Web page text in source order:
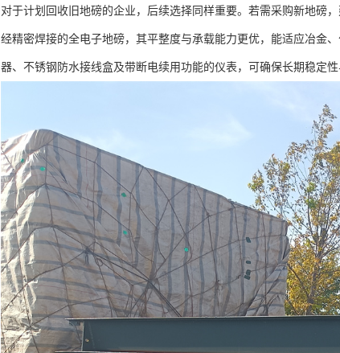
对于计划回收旧地磅的企业，后续选择同样重要。若需采购新地磅
经精密焊接的全电子地磅，其平整度与承载能力更优，能适应冶金
器、不锈钢防水接线盒及带断电续用功能的仪表，可确保长期稳定性